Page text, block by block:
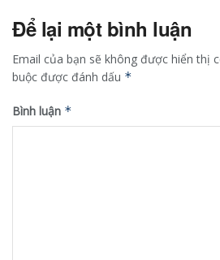
Để lại một bình luận
Email của bạn sẽ không được hiển thị
buộc được đánh dấu *
Bình luận *